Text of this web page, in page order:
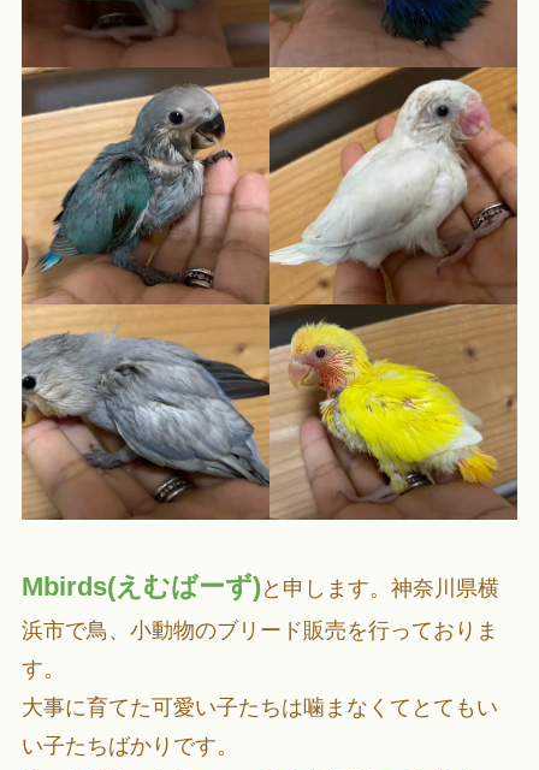
Mbirds(えむばーず)と申します。神奈川県横
浜市で鳥、小動物のブリード販売を行っておりま
す。
大事に育てた可愛い子たちは噛まなくてとてもい
い子たちばかりです。